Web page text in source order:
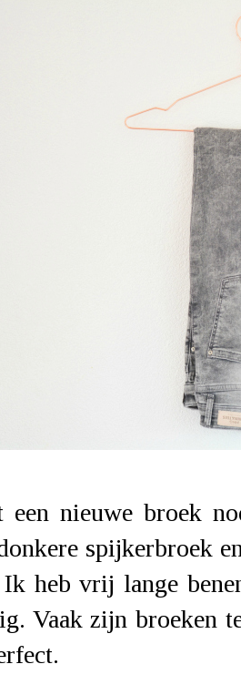
een nieuwe broek
spijkerbroek
heb vrij lange
Vaak zijn broeken